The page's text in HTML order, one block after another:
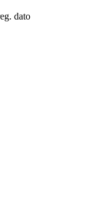
dato